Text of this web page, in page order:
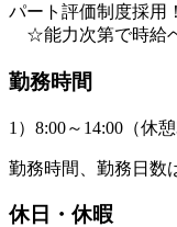
パート評価制度採用！
☆能力次第で時給
勤務時間
1）8:00～14:00（休憩
勤務時間、勤務日数
休日・休暇